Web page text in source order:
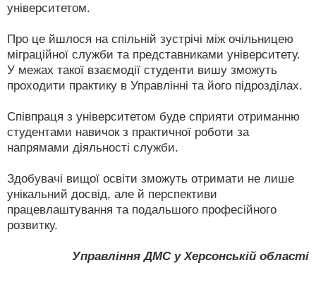
університетом.
Про це йшлося на спільній зустрічі між очільницею
міграційної служби та представниками університету.
У межах такої взаємодії студенти вишу зможуть
проходити практику в Управлінні та його підрозділах.
Співпраця з університетом буде сприяти отриманню
студентами навичок з практичної роботи за
напрямами діяльності служби.
Здобувачі вищої освіти зможуть отримати не лише
унікальний досвід, але й перспективи
працевлаштування та подальшого професійного
розвитку.
Управління ДМС у Херсонській області